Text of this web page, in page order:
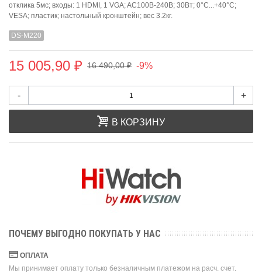
отклика 5мс; входы: 1 HDMI, 1 VGA; AC100В-240В; 30Вт; 0°C...+40°C;
VESA; пластик; настольный кронштейн; вес 3.2кг.
DS-M220
15 005,90 ₽ 16 490,00 ₽ -9%
- +
В КОРЗИНУ
ПОЧЕМУ ВЫГОДНО ПОКУПАТЬ У НАС
ОПЛАТА
Мы принимает оплату только безналичным платежом на расч. счет.